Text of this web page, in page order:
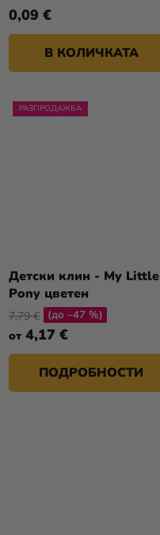
0,09 €
В КОЛИЧКАТА
РАЗПРОДАЖБА
Детски клин - My Little
Pony цветен
от 4,17 €
7,79 € (до –47 %)
ПОДРОБНОСТИ